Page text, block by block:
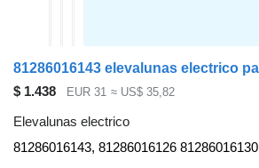
$ 1.438 EUR 31 ≈ US$ 35,82
Elevalunas electrico
81286016143, 81286016126 81286016130